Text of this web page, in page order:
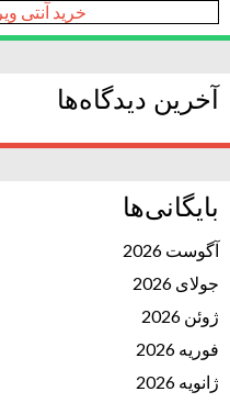
خرید آنتی
آخرین دیدگاه‌ها
بایگانی‌ها
آگوست 2026
جولای 2026
ژوئن 2026
فوریه 2026
ژانویه 2026